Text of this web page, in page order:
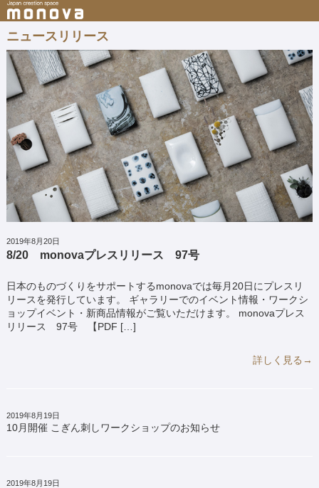
ニュースリリース
2019年8月20日
8/20 monovaプレスリリース 97号
日本のものづくりをサポートするmonovaでは毎月20日にプレスリ
リースを発行しています。 ギャラリーでのイベント情報・ワークシ
ョップイベント・新商品情報がご覧いただけます。 monovaプレス
リリース 97号 【PDF […]
詳しく見る→
2019年8月19日
10月開催 こぎん刺しワークショップのお知らせ
2019年8月19日